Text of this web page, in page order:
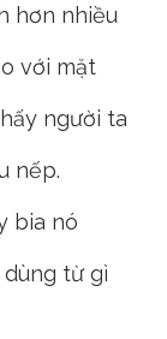
hơn nhiều
với mặt
người ta
nếp.
bia nó
từ gì